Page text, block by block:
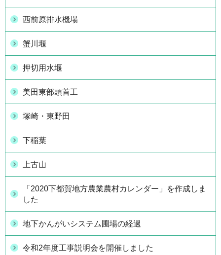
西前原排水機場
蟹川堰
押切用水堰
美田東部頭首工
塚崎・東野田
下稲葉
上古山
「2020下都賀地方農業農村カレンダー」を作成しま
した
地下かんがいシステム圃場の経過
令和2年度工事説明会を開催しました